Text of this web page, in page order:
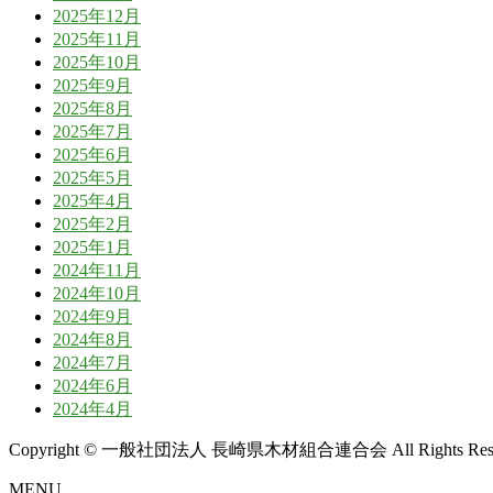
2025年12月
2025年11月
2025年10月
2025年9月
2025年8月
2025年7月
2025年6月
2025年5月
2025年4月
2025年2月
2025年1月
2024年11月
2024年10月
2024年9月
2024年8月
2024年7月
2024年6月
2024年4月
Copyright © 一般社団法人 長崎県木材組合連合会 All Rights
MENU